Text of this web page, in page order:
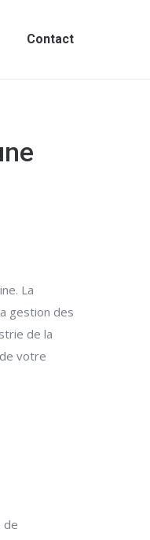
Contact
La
gestion des
de la
votre
de